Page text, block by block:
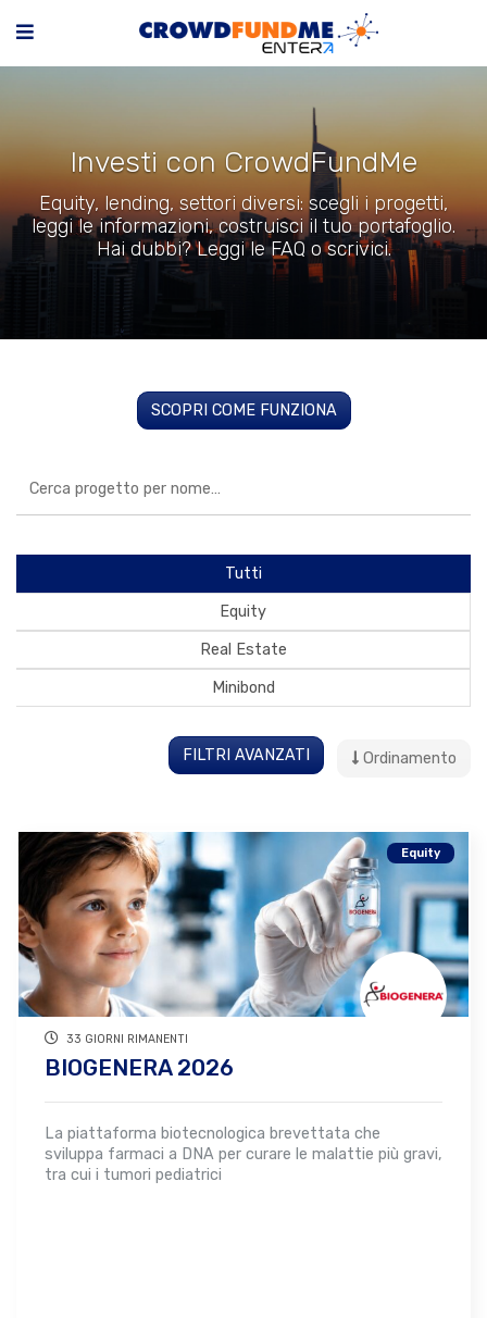
Investi con CrowdFundMe
Equity, lending, settori diversi: scegli i progetti,
leggi le informazioni, costruisci il tuo portafoglio.
Hai dubbi? Leggi le FAQ o scrivici.
SCOPRI COME FUNZIONA
Tutti
Equity
Real Estate
Minibond
FILTRI AVANZATI Ordinamento
Equity
33 GIORNI RIMANENTI
BIOGENERA 2026
La piattaforma biotecnologica brevettata che
sviluppa farmaci a DNA per curare le malattie più gravi,
tra cui i tumori pediatrici